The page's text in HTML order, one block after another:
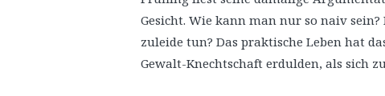
Gesicht. Wie kann man nur so naiv
zuleide tun? Das praktische Leben hat
Gewalt-Knechtschaft erdulden, als sich